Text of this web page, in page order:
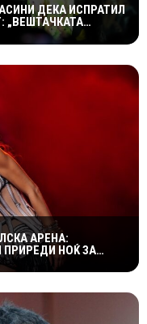
ДЕКА ИСПРАТИЛ
„ВЕШТАЧКАТА
АРЕНА:
ПРИРЕДИ НОЌ ЗА